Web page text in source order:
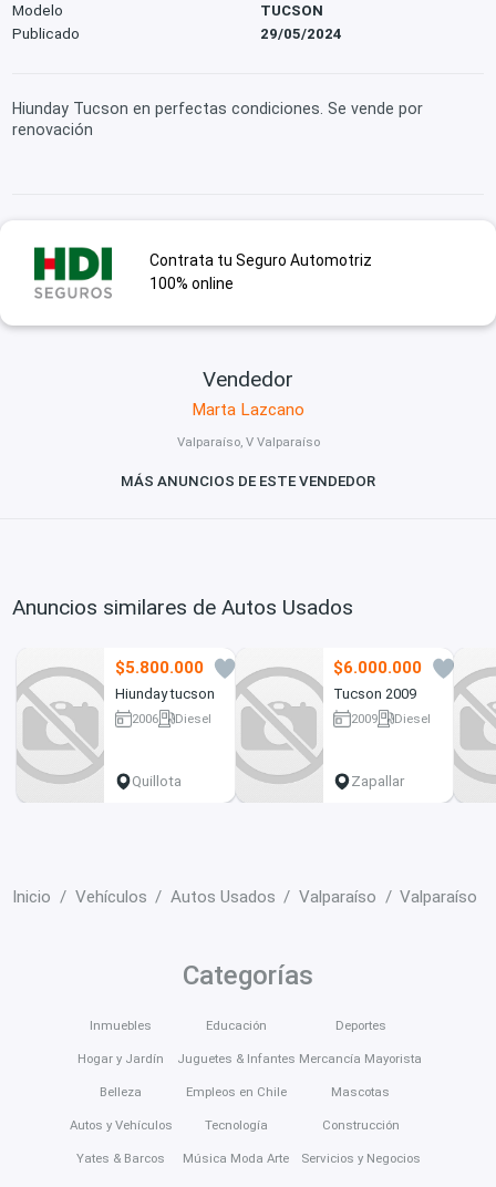
Modelo
TUCSON
Publicado
29/05/2024
Hiunday Tucson en perfectas condiciones. Se vende por
renovación
Contrata tu Seguro Automotriz
100% online
Vendedor
Marta Lazcano
Valparaíso, V Valparaíso
MÁS ANUNCIOS DE ESTE VENDEDOR
Anuncios similares de Autos Usados
$5.800.000
Hiunday tucson
2006
Diesel
Quillota
$6.000.000
Tucson 2009
2009
Diesel
Zapallar
Inicio Vehículos Autos Usados Valparaíso Valparaíso
Categorías
Inmuebles
Hogar y Jardín
Belleza
Autos y Vehículos
Yates & Barcos
Educación
Juguetes & Infantes
Empleos en Chile
Tecnología
Música Moda Arte
Deportes
Mercancía Mayorista
Mascotas
Construcción
Servicios y Negocios